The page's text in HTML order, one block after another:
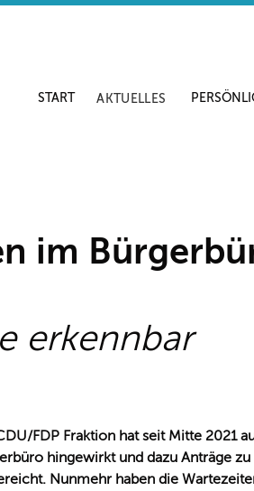
START AKTUELLES
im
erkennbar
FDP Fraktion hat seit Mitte 2021
hingewirkt und dazu Anträge
Nunmehr haben die